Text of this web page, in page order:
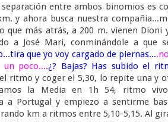
entre ambos binomios es
y ahora busca nuestra
que más atrás, a 200 m. vienen Dioni
a José Mari, conminándole a que
que yo voy cargado de piernas...
poco....¿? Bajas? Has subido el
ritmo y coger el 5,30, lo repite una y
la Media en 1h 54, ritmo
a Portugal y empiezo a sentirme
km a ritmos entre 5,10-5,15. Al